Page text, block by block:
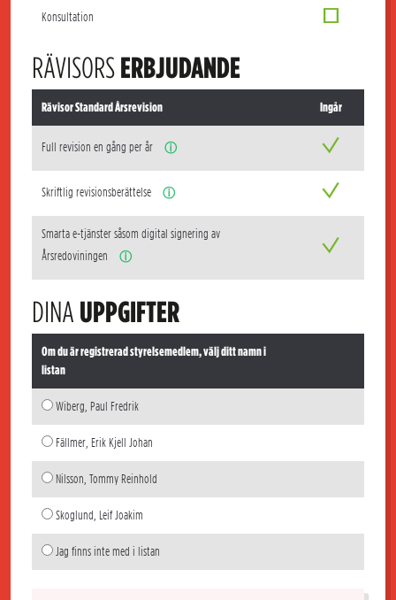
Konsultation
RÄVISORSERBJUDANDE
Rävisor Standard Årsrevision Ingår
Full revision en gång per år ⓘ
Skriftlig revisionsberättelse ⓘ
Smarta e-tjänster såsom digital signering av
Årsredoviningen
ⓘ
DINA UPPGIFTER
Om du är registrerad styrelsemedlem, välj ditt namn i
listan
Wiberg, Paul Fredrik
Fällmer, Erik Kjell Johan
Nilsson, Tommy Reinhold
Skoglund, Leif Joakim
Jag finns inte med i listan